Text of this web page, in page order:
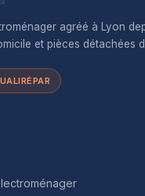
agréé à Lyon
et pièces détachées